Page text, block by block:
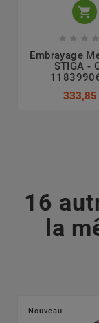

   
Embrayage
STIGA -
333,85
16
la
Nouveau